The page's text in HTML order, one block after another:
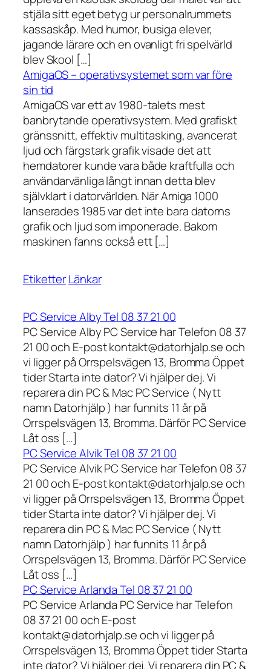
stjäla sitt eget betyg ur personalrummets
kassaskåp. Med humor, busiga elever,
jagande lärare och en ovanligt fri spelvärld
blev Skool […]
AmigaOS – operativsystemet som var före
sin tid
AmigaOS var ett av 1980-talets mest
banbrytande operativsystem. Med grafiskt
gränssnitt, effektiv multitasking, avancerat
ljud och färgstark grafik visade det att
hemdatorer kunde vara både kraftfulla och
användarvänliga långt innan detta blev
självklart i datorvärlden. När Amiga 1000
lanserades 1985 var det inte bara datorns
grafik och ljud som imponerade. Bakom
maskinen fanns också ett […]
EtiketterLänkar
PC Service Alby Tel 08 37 21 00
PC Service Alby PC Service har Telefon 08 37
21 00 och E-post kontakt@datorhjalp.se och
vi ligger på Orrspelsvägen 13, Bromma Öppet
tider Starta inte dator? Vi hjälper dej. Vi
reparera din PC & Mac PC Service ( Nytt
namn Datorhjälp ) har funnits 11 år på
Orrspelsvägen 13, Bromma. Därför PC Service
Låt oss […]
PC Service Alvik Tel 08 37 21 00
PC Service Alvik PC Service har Telefon 08 37
21 00 och E-post kontakt@datorhjalp.se och
vi ligger på Orrspelsvägen 13, Bromma Öppet
tider Starta inte dator? Vi hjälper dej. Vi
reparera din PC & Mac PC Service ( Nytt
namn Datorhjälp ) har funnits 11 år på
Orrspelsvägen 13, Bromma. Därför PC Service
Låt oss […]
PC Service Arlanda Tel 08 37 21 00
PC Service Arlanda PC Service har Telefon
08 37 21 00 och E-post
kontakt@datorhjalp.se och vi ligger på
Orrspelsvägen 13, Bromma Öppet tider Starta
inte dator? Vi hjälper dej. Vi reparera din PC &